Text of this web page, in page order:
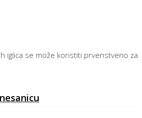
iglica se može koristiti prvenstveno za